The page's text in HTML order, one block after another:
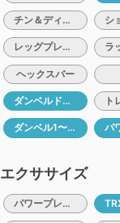
チン＆ディップマシン
レッグプレスマシン
ヘックスバー
ダンベルドロップマット
ダンベル1〜10kg
エクササイズ
パワープレート